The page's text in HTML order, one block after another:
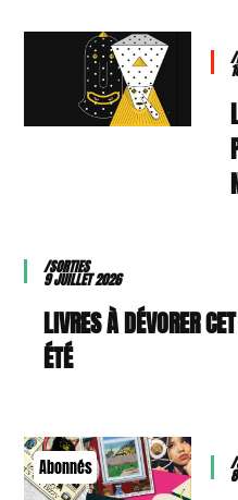
/
/SORTIES
9 JUILLET 2026
9 LIVRES À DÉVORER CET
ÉTÉ
Abonnés /